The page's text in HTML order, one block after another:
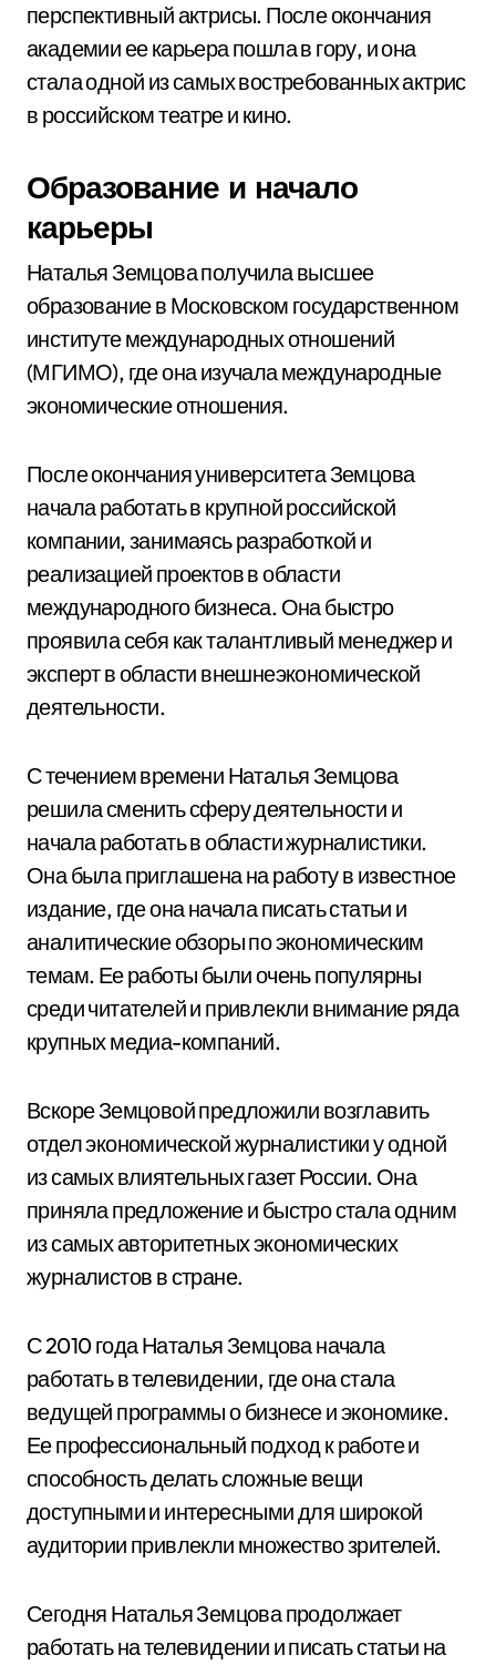
перспективный актрисы. После окончания
академии ее карьера пошла в гору, и она
стала одной из самых востребованных актрис
в российском театре и кино.
Образование и начало
карьеры
Наталья Земцова получила высшее
образование в Московском государственном
институте международных отношений
(МГИМО), где она изучала международные
экономические отношения.
После окончания университета Земцова
начала работать в крупной российской
компании, занимаясь разработкой и
реализацией проектов в области
международного бизнеса. Она быстро
проявила себя как талантливый менеджер и
эксперт в области внешнеэкономической
деятельности.
С течением времени Наталья Земцова
решила сменить сферу деятельности и
начала работать в области журналистики.
Она была приглашена на работу в известное
издание, где она начала писать статьи и
аналитические обзоры по экономическим
темам. Ее работы были очень популярны
среди читателей и привлекли внимание ряда
крупных медиа-компаний.
Вскоре Земцовой предложили возглавить
отдел экономической журналистики у одной
из самых влиятельных газет России. Она
приняла предложение и быстро стала одним
из самых авторитетных экономических
журналистов в стране.
С 2010 года Наталья Земцова начала
работать в телевидении, где она стала
ведущей программы о бизнесе и экономике.
Ее профессиональный подход к работе и
способность делать сложные вещи
доступными и интересными для широкой
аудитории привлекли множество зрителей.
Сегодня Наталья Земцова продолжает
работать на телевидении и писать статьи на